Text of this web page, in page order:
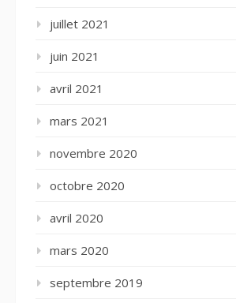
juillet 2021
juin 2021
avril 2021
mars 2021
novembre 2020
octobre 2020
avril 2020
mars 2020
septembre 2019